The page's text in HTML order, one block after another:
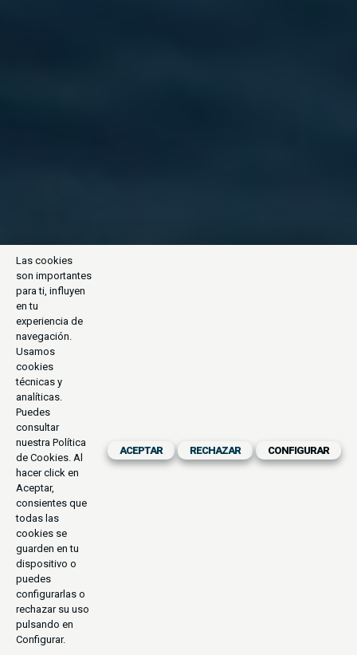
Las cookies
son importantes
para ti, influyen
en tu
experiencia de
navegación.
Usamos
cookies
técnicas y
analíticas.
Puedes
consultar
nuestra Política
de Cookies. Al
hacer click en
Aceptar,
consientes que
todas las
cookies se
guarden en tu
dispositivo o
puedes
configurarlas o
rechazar su uso
pulsando en
Configurar.
ACEPTAR RECHAZAR CONFIGURAR